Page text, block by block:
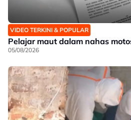
VIDEO TERKINI & POPULAR
Pelajar maut dalam nahas
05/08/2026